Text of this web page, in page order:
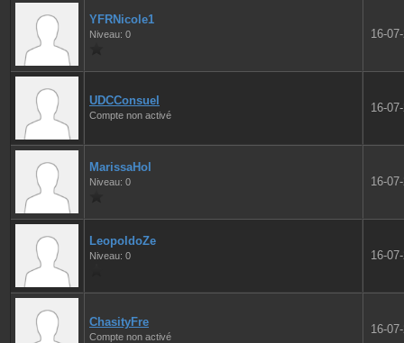
YFRNicole1
Niveau: 0 16-
UDCConsuel
Compte non activé
16-
MarissaHol
Niveau: 0 16-
LeopoldoZe
Niveau: 0 16-
ChasityFre
Compte non activé
16-